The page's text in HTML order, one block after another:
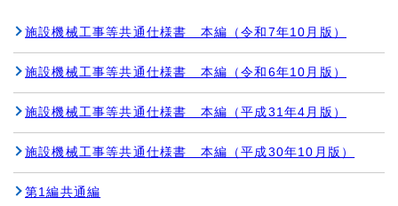
施設機械工事等共通仕様書 本編（令和7年10月版）
施設機械工事等共通仕様書 本編（令和6年10月版）
施設機械工事等共通仕様書 本編（平成31年4月版）
施設機械工事等共通仕様書 本編（平成30年10月版）
第1編共通編